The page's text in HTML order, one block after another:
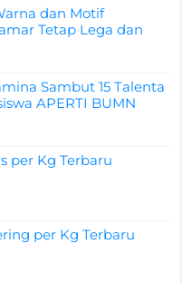
dan Motif
Tetap Lega dan
Sambut 15 Talenta
APERTI BUMN
per Kg Terbaru
per Kg Terbaru